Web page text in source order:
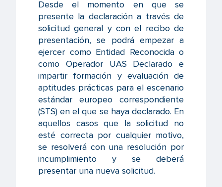
Desde el momento en que se
presente la declaración a través de
solicitud general y con el recibo de
presentación, se podrá empezar a
ejercer como Entidad Reconocida o
como Operador UAS Declarado e
impartir formación y evaluación de
aptitudes prácticas para el escenario
estándar europeo correspondiente
(STS) en el que se haya declarado. En
aquellos casos que la solicitud no
esté correcta por cualquier motivo,
se resolverá con una resolución por
incumplimiento y se deberá
presentar una nueva solicitud.